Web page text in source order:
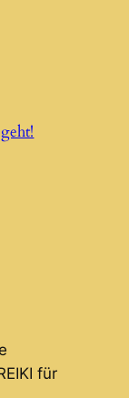
für